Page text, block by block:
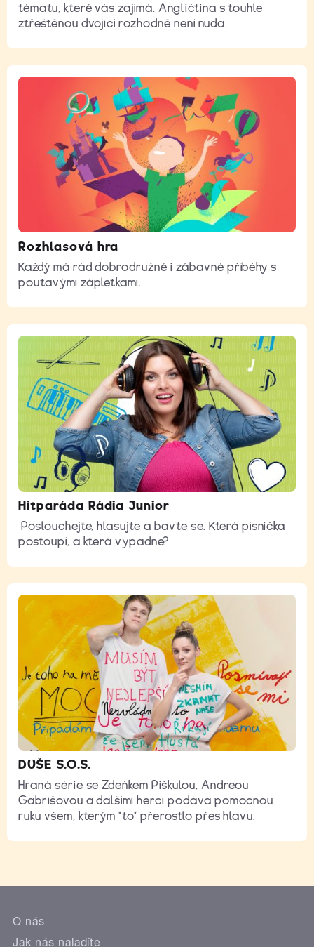
tématu, které vás zajímá. Angličtina s touhle
ztřeštěnou dvojicí rozhodně není nuda.
Rozhlasová hra
Každý má rád dobrodružné i zábavné příběhy s
poutavými zápletkami.
Hitparáda Rádia Junior
Poslouchejte, hlasujte a bavte se. Která písnička
postoupí, a která vypadne?
DUŠE S.O.S.
Hraná série se Zdeňkem Piškulou, Andreou
Gabrišovou a dalšími herci podává pomocnou
ruku všem, kterým "to" přerostlo přes hlavu.
O nás
Jak nás naladíte